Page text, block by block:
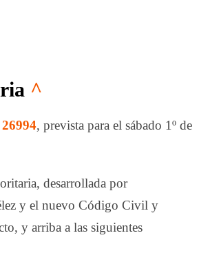
^
, prevista para el sábado 1º de
desarrollada por
y el nuevo Código Civil y
y arriba a las siguientes